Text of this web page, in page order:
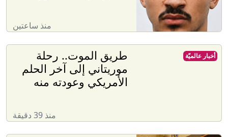
منذ ساعتين
طريق الموت.. رحلة
موريتاني إلى آخر الحلم
الأمريكي وعودته منه
منذ 39 دقيقة
أخبار عالميّة